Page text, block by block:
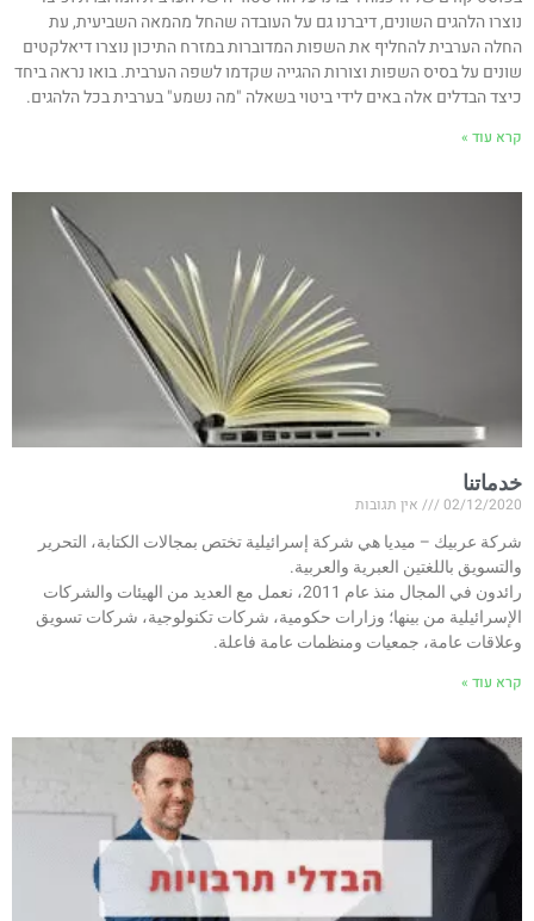
נוצרו הלהגים השונים, דיברנו גם על העובדה שהחל מהמאה השביעית, עת
החלה הערבית להחליף את השפות המדוברות במזרח התיכון נוצרו דיאלקטים
שונים על בסיס השפות וצורות ההגייה שקדמו לשפה הערבית. בואו נראה ביחד
כיצד הבדלים אלה באים לידי ביטוי בשאלה "מה נשמע" בערבית בכל הלהגים.
קרא עוד »
خدماتنا
02/12/2020 אין תגובות
شركة عربيك – ميديا هي شركة إسرائيلية تختص بمجالات الكتابة، التحرير
والتسويق باللغتين العبرية والعربية.
رائدون في المجال منذ عام 2011، نعمل مع العديد من الهيئات والشركات
الإسرائيلية من بينها؛ وزارات حكومية، شركات تكنولوجية، شركات تسويق
وعلاقات عامة، جمعيات ومنظمات عامة فاعلة.
קרא עוד »